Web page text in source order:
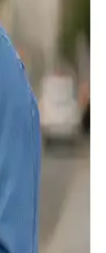
tüyü dolgulu, su
U.S. Polo
Assn. erkek
açısından
3W
en